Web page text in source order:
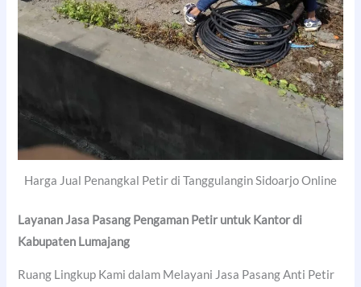
Harga Jual Penangkal Petir di Tanggulangin Sidoarjo Online
Layanan Jasa Pasang Pengaman Petir untuk Kantor di
Kabupaten Lumajang
Ruang Lingkup Kami dalam Melayani Jasa Pasang Anti Petir